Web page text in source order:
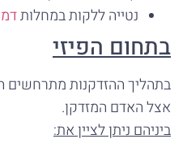
נטייה ללקות במחלות
בתחום הפיזי
בתהליך ההזדקנות מתרחשים
אצל האדם המזדקן.
ביניהם ניתן לציין את: